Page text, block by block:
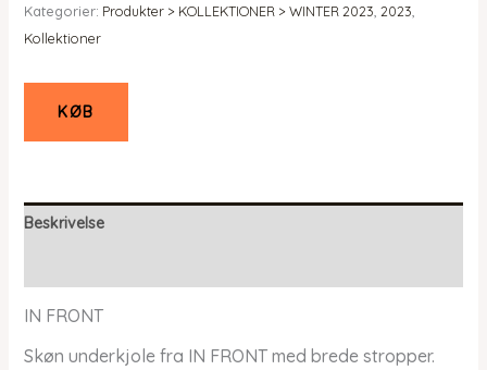
Kategorier: Produkter > KOLLEKTIONER > WINTER 2023 2023
Kollektioner
KØB
Beskrivelse
IN FRONT
Skøn underkjole fra IN FRONT med brede stropper.